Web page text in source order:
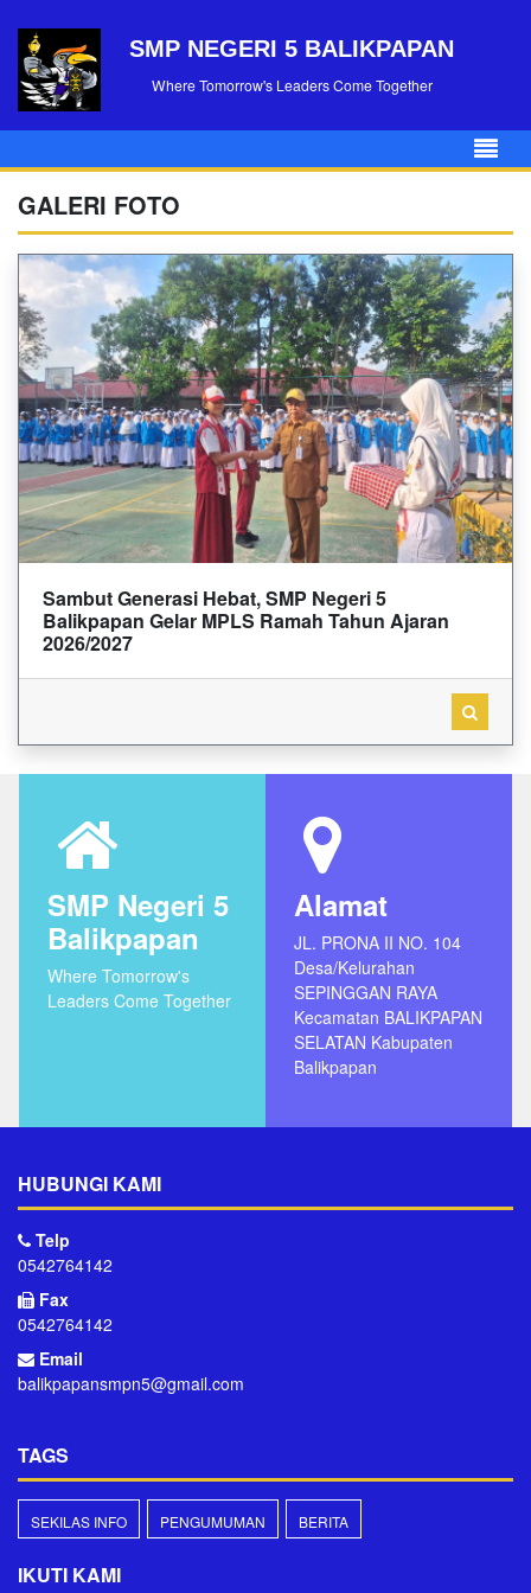
SMP NEGERI 5 BALIKPAPAN
Where Tomorrow's Leaders Come Together
GALERI FOTO
Sambut Generasi Hebat, SMP Negeri 5
Balikpapan Gelar MPLS Ramah Tahun Ajaran
2026/2027
SMP Negeri 5
Balikpapan
Where Tomorrow's
Leaders Come Together
Alamat
JL. PRONA II NO. 104
Desa/Kelurahan
SEPINGGAN RAYA
Kecamatan BALIKPAPAN
SELATAN Kabupaten
Balikpapan
HUBUNGI KAMI
Telp
0542764142
Fax
0542764142
Email
balikpapansmpn5@gmail.com
TAGS
SEKILAS INFO PENGUMUMAN BERITA
IKUTI KAMI